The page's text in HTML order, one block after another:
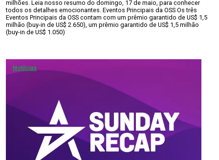
milhões. Leia nosso resumo do domingo, 17 de maio, para conhecer
todos os detalhes emocionantes. Eventos Principais da OSS Os três
Eventos Principais da OSS contam com um prêmio garantido de US$ 1,5
milhão (buy-in de US$ 2.650), um prêmio garantido de US$ 1,5 milhão
(buy-in de US$ 1.050)
Notícias